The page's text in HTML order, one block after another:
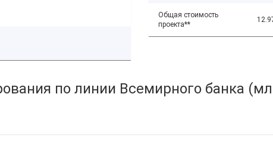
Общая стоимость
проекта**
по линии Всемирного банка